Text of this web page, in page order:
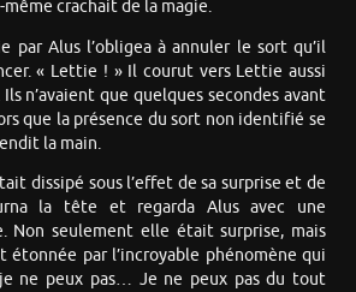
crachait de la magie.
par Alus l’obligea à annuler le sort qu’il
« Lettie ! » Il courut vers Lettie aussi
n’avaient que quelques secondes avant
que la présence du sort non identifié se
la main.
dissipé sous l’effet de sa surprise et de
la tête et regarda Alus avec une
Non seulement elle était surprise, mais
par l’incroyable phénomène qui
ne peux pas… Je ne peux pas du tout